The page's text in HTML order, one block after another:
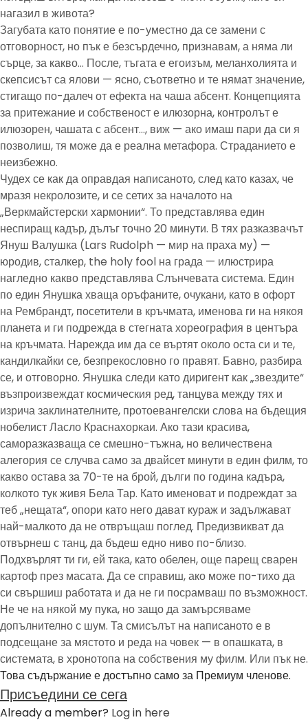
нагазил в живота?
Загубата като понятие е по-уместно да се замени с
отговорност, но пък е безсърдечно, признавам, а няма ли
сърце, за какво… После, тъгата е егоизъм, меланхолията и
скепсисът са ялови — ясно, съответно и те нямат значение,
стигащо по-далеч от ефекта на чаша абсент. Концепцията
за притежание и собственост е илюзорна, контролът е
илюзорен, чашата с абсент…, виж — ако имаш пари да си я
позволиш, тя може да е реална метафора. Страданието е
неизбежно.
Чудех се как да оправдая написаното, след като казах, че
мразя некролозите, и се сетих за началото на
„Веркмайстерски хармонии“. То представлява един
неспиращ кадър, дълъг точно 20 минути. В тях разказвачът
Януш Валушка (Lars Rudolph — мир на праха му) —
юродив, сталкер, the holy fool на града — илюстрира
нагледно какво представлява Слънчевата система. Един
по един Янушка хваща оръфаните, очукани, като в офорт
на Рембрандт, посетители в кръчмата, именова ги на някоя
планета и ги подрежда в стегната хореография в центъра
на кръчмата. Нарежда им да се въртят около оста си и те,
кандилкайки се, безпрекословно го правят. Бавно, разбира
се, и отговорно. Янушка следи като диригент как „звездите“
възпроизвеждат космическия ред, танцува между тях и
изрича заклинателните, протоевангелски слова на бъдещия
нобелист Ласло Краснахоркаи. Ако тази красива,
саморазказваща се смешно-тъжна, но величествена
алегория се случва само за двайсет минути в един филм, то
какво остава за 70-те на брой, дълги по година кадъра,
колкото тук живя Бела Тар. Като именоват и подреждат за
теб „нещата“, опори като него дават кураж и задължават
най-малкото да не отвръщаш поглед. Предизвикват да
отвърнеш с танц, да бъдеш едно ниво по-близо.
Подхвърлят ти ги, ей така, като обелен, още парещ сварен
картоф през масата. Да се справиш, ако може по-тихо да
си свършиш работата и да не ги посрамваш по възможност.
Не че на някой му пука, но защо да замърсяваме
допълнително с шум. Та смисълът на написаното е в
подсещане за мястото и реда на човек — в опашката, в
системата, в хронотопа на собствения му филм. Или пък не.
Това съдържание е достъпно само за Премиум членове.
Присъедини се сега
Already a member? Log in here